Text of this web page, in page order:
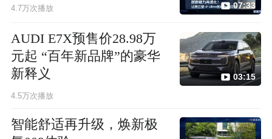
4.7万次播放 07:33
AUDI E7X预售价28.98万
元起 “百年新品牌”的豪华
新释义
4.5万次播放
03:15
智能舒适再升级，焕新极